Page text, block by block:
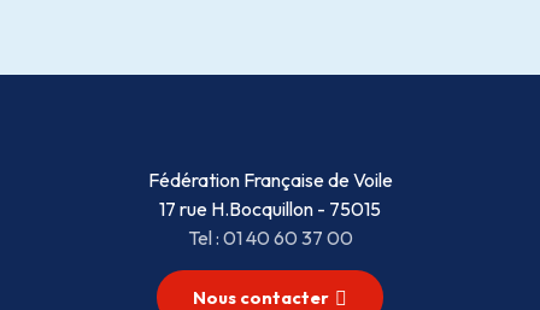
Fédération Française de Voile
17 rue H.Bocquillon - 75015
Tel : 01 40 60 37 00
Nous contacter